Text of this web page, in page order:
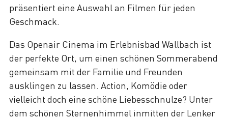
präsentiert eine Auswahl an Filmen für jeden
Geschmack.
Das Openair Cinema im Erlebnisbad Wallbach ist
der perfekte Ort, um einen schönen Sommerabend
gemeinsam mit der Familie und Freunden
ausklingen zu lassen. Action, Komödie oder
vielleicht doch eine schöne Liebesschnulze? Unter
dem schönen Sternenhimmel inmitten der Lenker